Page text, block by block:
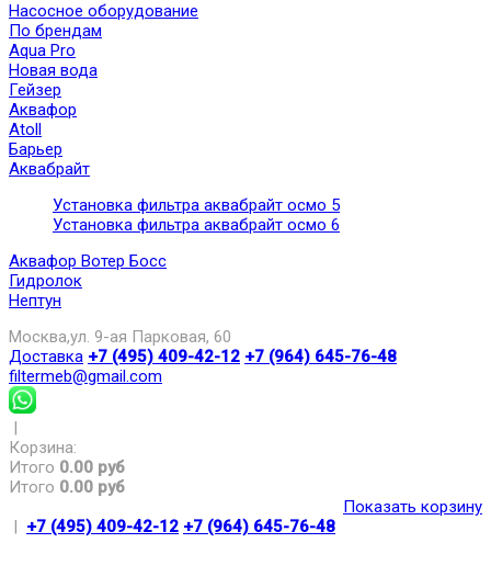
Насосное оборудование
По брендам
Aqua Pro
Новая вода
Гейзер
Аквафор
Atoll
Барьер
Аквабрайт
Установка фильтра аквабрайт осмо 5
Установка фильтра аквабрайт осмо 6
Аквафор Вотер Босс
Гидролок
Нептун
Москва,ул. 9-ая Парковая, 60
Доставка +7 (495) 409-42-12 +7 (964) 645-76-48
filtermeb@gmail.com
|
Корзина:
Итого 0.00 руб
Итого 0.00 руб
Показать корзину
| +7 (495) 409-42-12 +7 (964) 645-76-48